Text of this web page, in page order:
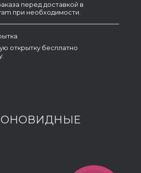
перед доставкой в
при необходимости.
открытку бесплатно